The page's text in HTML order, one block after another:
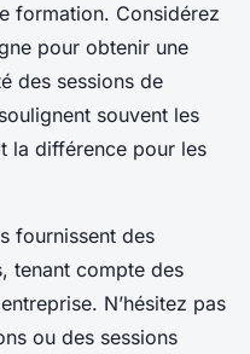
formation. Considérez
pour obtenir une
des sessions de
souvent les
la différence pour les
fournissent des
tenant compte des
N’hésitez pas
ou des sessions